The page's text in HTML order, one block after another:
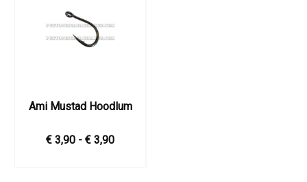
Ami Mustad Hoodlum
€ 3,90 - € 3,90